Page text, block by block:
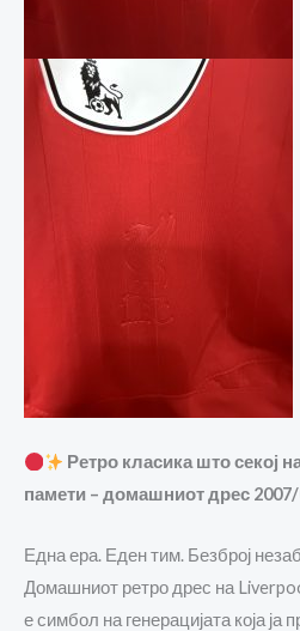
Ретро класика што секој
памети – домашниот дрес
Една ера. Еден тим. Безброј
Домашниот ретро дрес на
е симбол на генерацијата која ја